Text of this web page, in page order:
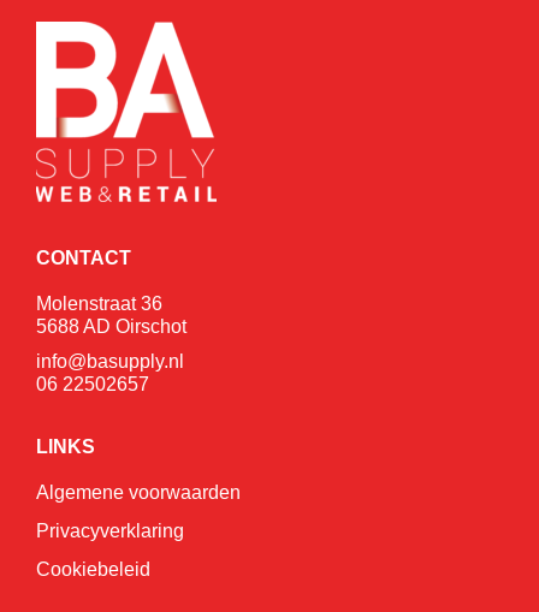
CONTACT
Molenstraat 36
5688 AD Oirschot
info@basupply.nl
06 22502657
LINKS
Algemene voorwaarden
Privacyverklaring
Cookiebeleid